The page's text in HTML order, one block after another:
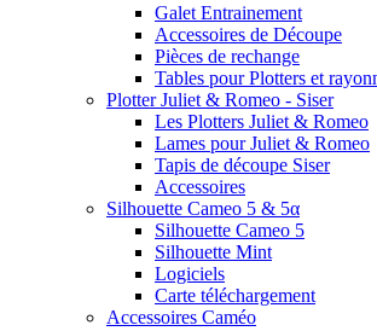
Galet Entrainement
Accessoires de Découpe
Pièces de rechange
Tables pour Plotters et
Plotter Juliet & Romeo - Siser
Les Plotters Juliet & Romeo
Lames pour Juliet & Romeo
Tapis de découpe Siser
Accessoires
Silhouette Cameo 5 & 5α
Silhouette Cameo 5
Silhouette Mint
Logiciels
Carte téléchargement
Accessoires Caméo